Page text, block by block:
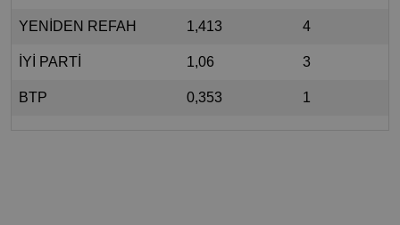
YENİDEN REFAH 1,413 4
İYİ PARTİ 1,06 3
BTP 0,353 1